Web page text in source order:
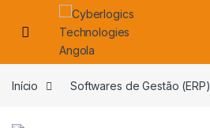
Skip to navigation
Skip to content
Início Softwares de Gestão (ERP)